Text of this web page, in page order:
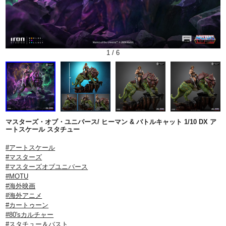
1 / 6
マスターズ・オブ・ユニバース/ ヒーマン & バトルキャット 1/10 DX ア
ートスケール スタチュー
#アートスケール
#マスターズ
#マスターズオブユニバース
#MOTU
#海外映画
#海外アニメ
#カートゥーン
#80'sカルチャー
#スタチュー＆バスト